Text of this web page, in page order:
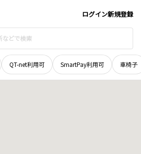
ログイン新規登録
QT-net利用可 SmartPay利用可 車椅子